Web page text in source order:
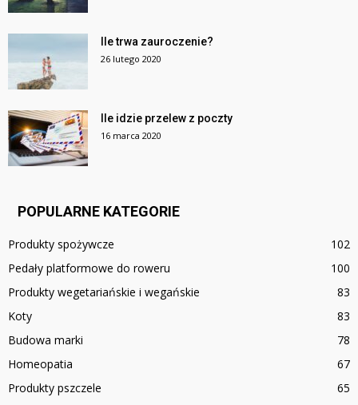
Ile trwa zauroczenie?
26 lutego 2020
Ile idzie przelew z poczty
16 marca 2020
POPULARNE KATEGORIE
Produkty spożywcze
102
Pedały platformowe do roweru
100
Produkty wegetariańskie i wegańskie
83
Koty
83
Budowa marki
78
Homeopatia
67
Produkty pszczele
65